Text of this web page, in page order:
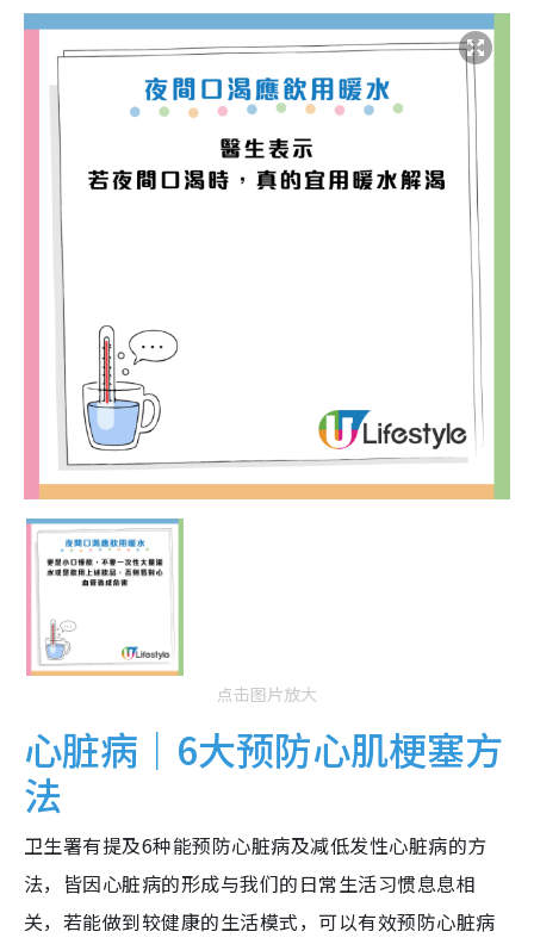
点击图片放大
心脏病｜6大预防心肌梗塞方
法
卫生署有提及6种能预防心脏病及减低发性心脏病的方
法，皆因心脏病的形成与我们的日常生活习惯息息相
关，若能做到较健康的生活模式，可以有效预防心脏病